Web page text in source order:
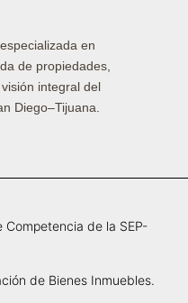
en
de propiedades,
integral del
Diego–Tijuana.
de la SEP-
de Bienes Inmuebles.